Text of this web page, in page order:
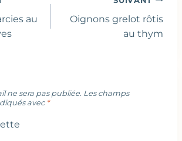
au
Oignons grelot rôtis
au thym
ne sera pas publiée. Les champs
avec *